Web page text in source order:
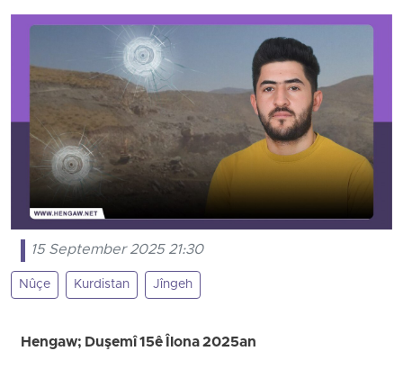
15 September 2025 21:30
Nûçe Kurdistan Jîngeh
Hengaw; Duşemî 15ê Îlona 2025an